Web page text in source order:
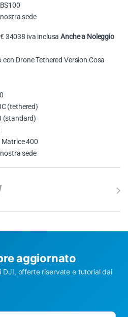
sede
34038 iva inclusaAnche a Noleggio
con Drone Tethered Version Cosa
(tethered)
(standard)
Matrice 400
sede
aggiornato
DJI, offerte riservate e tutorial dai